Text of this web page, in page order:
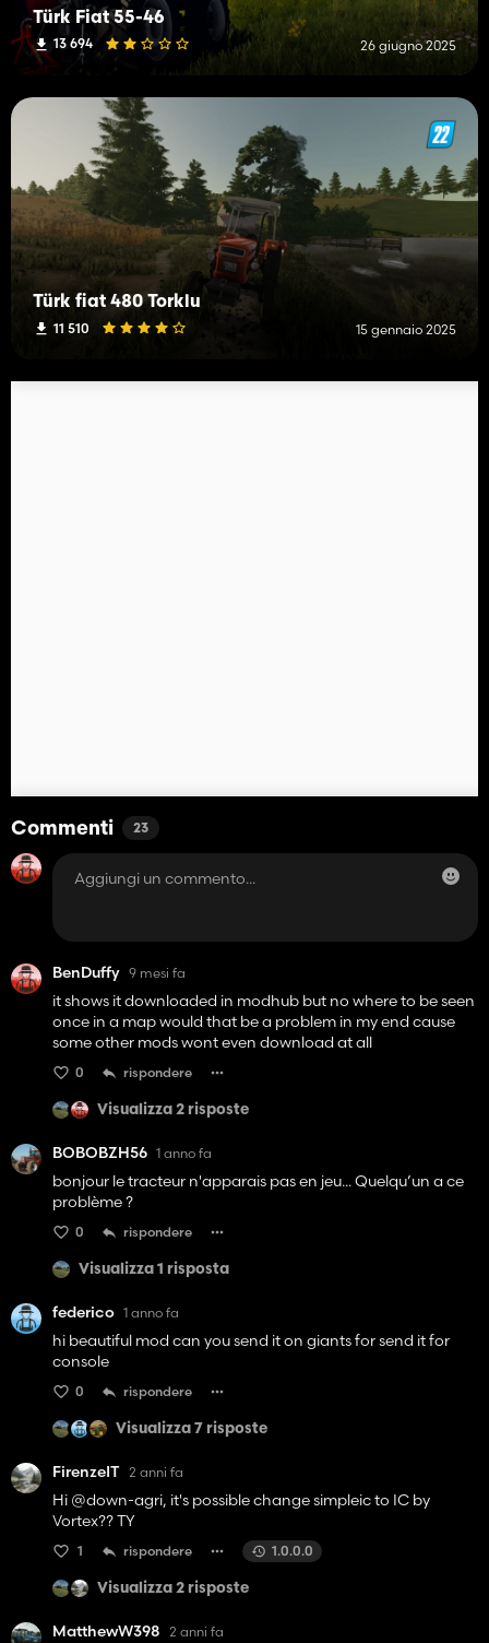
Türk Fiat 55-46
13 694 26 giugno 2025
Türk fiat 480 Torklu
11 510 15 gennaio 2025
Commenti 23
BenDuffy 9 mesi fa
it shows it downloaded in modhub but no where to be seen
once in a map would that be a problem in my end cause
some other mods wont even download at all
0 rispondere
Visualizza 2 risposte
BOBOBZH56 1 anno fa
bonjour le tracteur n'apparais pas en jeu... Quelqu’un a ce
problème ?
0 rispondere
Visualizza 1 risposta
federico 1 anno fa
hi beautiful mod can you send it on giants for send it for
console
0 rispondere
Visualizza 7 risposte
FirenzeIT 2 anni fa
Hi @down-agri, it's possible change simpleic to IC by
Vortex?? TY
1 rispondere 1.0.0.0
Visualizza 2 risposte
MatthewW398 2 anni fa